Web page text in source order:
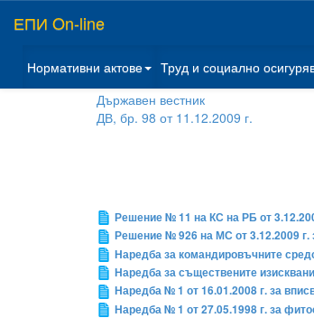
ЕПИ On-line
Нормативни актове Труд и социално
Държавен вестник
ДВ, бр. 98 от 11.12.2009 г.
Решение № 11 на КС на РБ от
Решение № 926 на МС от 3.12.2009 г.
Наредба за командировъчните
Наредба за съществените
Наредба № 1 от 16.01.2008 г. за
Наредба № 1 от 27.05.1998 г. за